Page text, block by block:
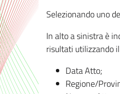
Selezionando uno
In alto a sinistra è
risultati utilizzando
Data Atto;
Regione/